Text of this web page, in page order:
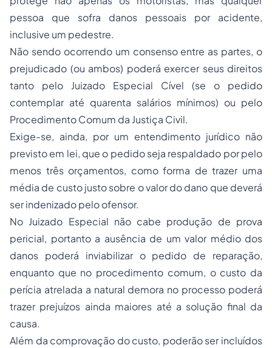
pessoa que sofra danos pessoais por acidente,
inclusive um pedestre.
Não sendo ocorrendo um consenso entre as partes, o
prejudicado (ou ambos) poderá exercer seus direitos
tanto pelo Juizado Especial Cível (se o pedido
contemplar até quarenta salários mínimos) ou pelo
Procedimento Comum da Justiça Civil.
Exige-se, ainda, por um entendimento jurídico não
previsto em lei, que o pedido seja respaldado por pelo
menos três orçamentos, como forma de trazer uma
média de custo justo sobre o valor do dano que deverá
ser indenizado pelo ofensor.
No Juizado Especial não cabe produção de prova
pericial, portanto a ausência de um valor médio dos
danos poderá inviabilizar o pedido de reparação,
enquanto que no procedimento comum, o custo da
perícia atrelada a natural demora no processo poderá
trazer prejuízos ainda maiores até a solução final da
causa.
Além da comprovação do custo, poderão ser incluídos